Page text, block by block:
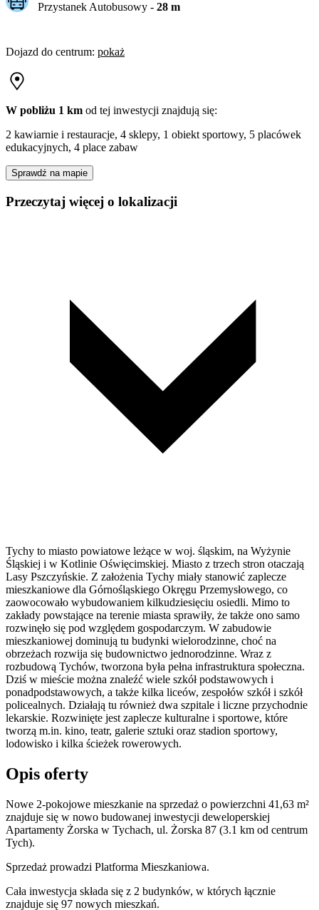
Przystanek Autobusowy - 28m
Dojazd do centrum: pokaż
W pobliżu 1 km od tej inwestycji znajdują się:
2 kawiarnie i restauracje, 4 sklepy, 1 obiekt sportowy, 5 placówek
edukacyjnych, 4 place zabaw
Sprawdź na mapie
Przeczytaj więcej o lokalizacji
Tychy to miasto powiatowe leżące w woj. śląskim, na Wyżynie
Śląskiej i w Kotlinie Oświęcimskiej. Miasto z trzech stron otaczają
Lasy Pszczyńskie. Z założenia Tychy miały stanowić zaplecze
mieszkaniowe dla Górnośląskiego Okręgu Przemysłowego, co
zaowocowało wybudowaniem kilkudziesięciu osiedli. Mimo to
zakłady powstające na terenie miasta sprawiły, że także ono samo
rozwinęło się pod względem gospodarczym. W zabudowie
mieszkaniowej dominują tu budynki wielorodzinne, choć na
obrzeżach rozwija się budownictwo jednorodzinne. Wraz z
rozbudową Tychów, tworzona była pełna infrastruktura społeczna.
Dziś w mieście można znaleźć wiele szkół podstawowych i
ponadpodstawowych, a także kilka liceów, zespołów szkół i szkół
policealnych. Działają tu również dwa szpitale i liczne przychodnie
lekarskie. Rozwinięte jest zaplecze kulturalne i sportowe, które
tworzą m.in. kino, teatr, galerie sztuki oraz stadion sportowy,
lodowisko i kilka ścieżek rowerowych.
Opis oferty
Nowe 2-pokojowe mieszkanie na sprzedaż o powierzchni 41,63 m²
znajduje się w nowo budowanej inwestycji deweloperskiej
Apartamenty Żorska w Tychach, ul. Żorska 87 (3.1 km od centrum
Tych).
Sprzedaż prowadzi Platforma Mieszkaniowa.
Cała inwestycja składa się z 2 budynków, w których łącznie
znajduje się 97 nowych mieszkań.